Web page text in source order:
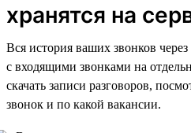
хранятся на
Вся история ваших звонков
с входящими звонками на
скачать записи разговоров,
звонок и по какой вакансии.